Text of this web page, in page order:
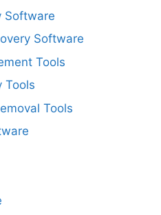
Software
Software
Tools
Tools
Tools